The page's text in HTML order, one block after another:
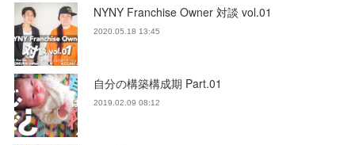
NYNY Franchise Owner 対談 vol.01
2020.05.18 13:45
自分の構築構成期 Part.01
2019.02.09 08:12